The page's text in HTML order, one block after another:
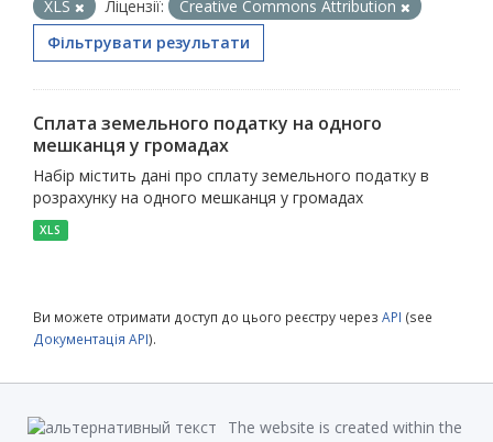
XLS
Ліцензії:
Creative Commons Attribution
Фільтрувати результати
Сплата земельного податку на одного
мешканця у громадах
Набір містить дані про сплату земельного податку в
розрахунку на одного мешканця у громадах
XLS
Ви можете отримати доступ до цього реєстру через API (see
Документація API).
The website is created within the